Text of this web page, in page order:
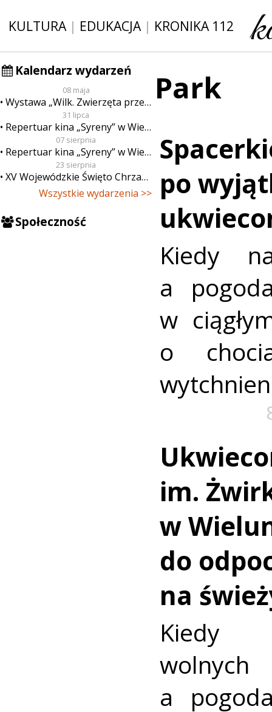
KULTURA| EDUKACJA| KRONIKA 112
Kalendarz wydarzeń
08 maja
Wystawa „Wilk. Zwierzęta przeklęte”
31 lipca
Repertuar kina „Syreny” w Wieluniu w dn. od 31 lipca do 6 sierpnia
07 sierpnia
Repertuar kina „Syreny” w Wieluniu w dn. od 7 do 13 sierpnia
23 sierpnia
XV Wojewódzkie Święto Chrzanu
Wszystkie wydarzenia >>
Społeczność
Park
po
Kiedy
a
w
o
im.
w
do
na
Kiedy
a